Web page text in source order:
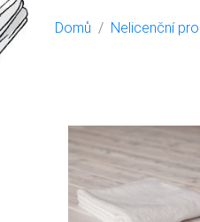
Domů Nelicenční